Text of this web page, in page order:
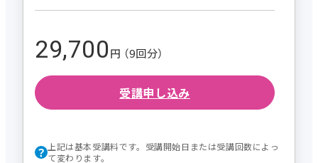
29,700円 （9回分）
受講申し込み
上記は基本受講料です。受講開始日または受講回数によっ
て変わります。